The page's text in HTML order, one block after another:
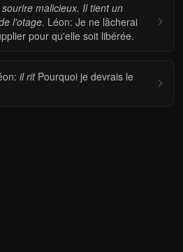
malicieux. Il tient un
l'otage. Léon: Je ne lâcherai
pour qu'elle soit libérée.
il ritPourquoi je devrais le